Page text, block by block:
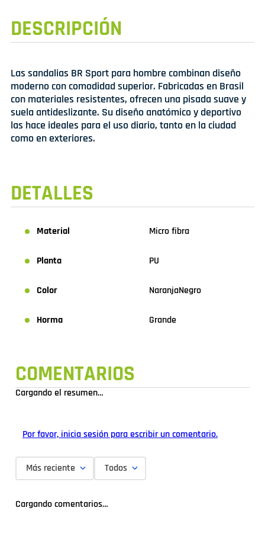
DESCRIPCIÓN
Las sandalias BR Sport para hombre combinan diseño
moderno con comodidad superior. Fabricadas en Brasil
con materiales resistentes, ofrecen una pisada suave y
suela antideslizante. Su diseño anatómico y deportivo
las hace ideales para el uso diario, tanto en la ciudad
como en exteriores.
DETALLES
Material Micro fibra
Planta PU
Color NaranjaNegro
Horma Grande
COMENTARIOS
Cargando el resumen…
Por favor, inicia sesión para escribir un comentario.
Más reciente Todos
Cargando comentarios…